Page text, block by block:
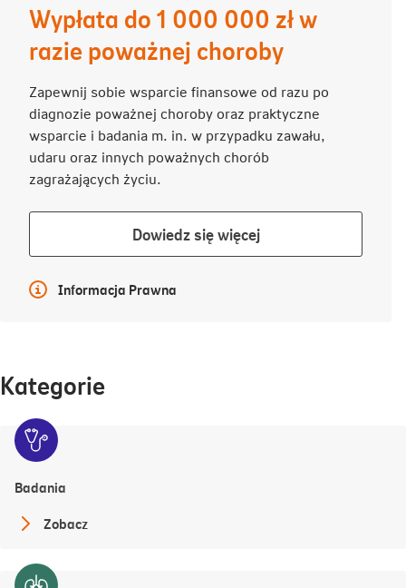
Wypłata do 1 000 000 zł w
razie poważnej choroby
Zapewnij sobie wsparcie finansowe od razu po
diagnozie poważnej choroby oraz praktyczne
wsparcie i badania m. in. w przypadku zawału,
udaru oraz innych poważnych chorób
zagrażających życiu.
Dowiedz się więcejDowiedz
się
Więcej informacji
Informacja Prawna
Kategorie
Badania
Zobacz